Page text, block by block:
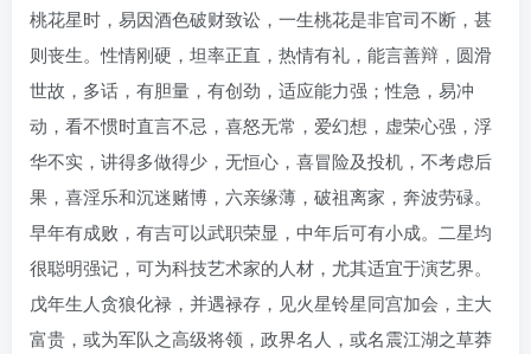
桃花星时，易因酒色破财致讼，一生桃花是非官司不断，甚
则丧生。性情刚硬，坦率正直，热情有礼，能言善辩，圆滑
世故，多话，有胆量，有创劲，适应能力强；性急，易冲
动，看不惯时直言不忌，喜怒无常，爱幻想，虚荣心强，浮
华不实，讲得多做得少，无恒心，喜冒险及投机，不考虑后
果，喜淫乐和沉迷赌博，六亲缘薄，破祖离家，奔波劳碌。
早年有成败，有吉可以武职荣显，中年后可有小成。二星均
很聪明强记，可为科技艺术家的人材，尤其适宜于演艺界。
戊年生人贪狼化禄，并遇禄存，见火星铃星同宫加会，主大
富贵，或为军队之高级将领，政界名人，或名震江湖之草莽